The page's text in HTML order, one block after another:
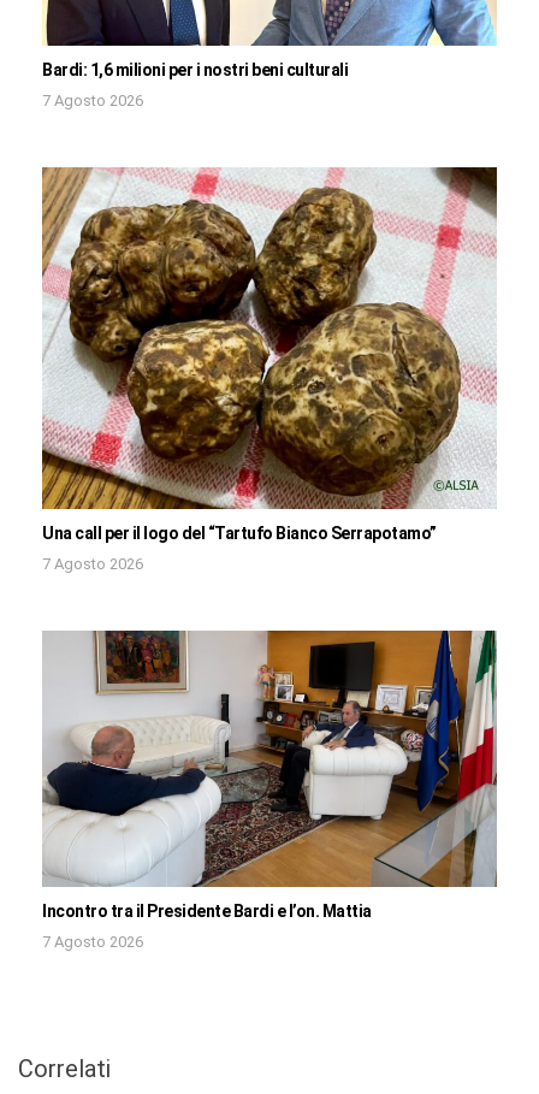
Bardi: 1,6 milioni per i nostri beni culturali
7 Agosto 2026
Una call per il logo del “Tartufo Bianco Serrapotamo”
7 Agosto 2026
Incontro tra il Presidente Bardi e l’on. Mattia
7 Agosto 2026
Correlati